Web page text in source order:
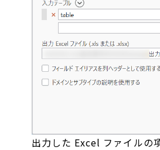
出力した Excel ファイルの